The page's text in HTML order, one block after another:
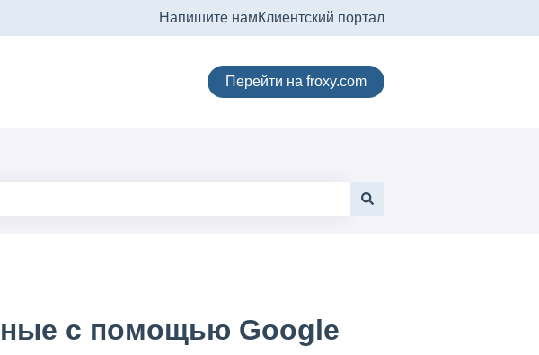
Напишите намКлиентский портал
Перейти на froxy.com
с помощью Google